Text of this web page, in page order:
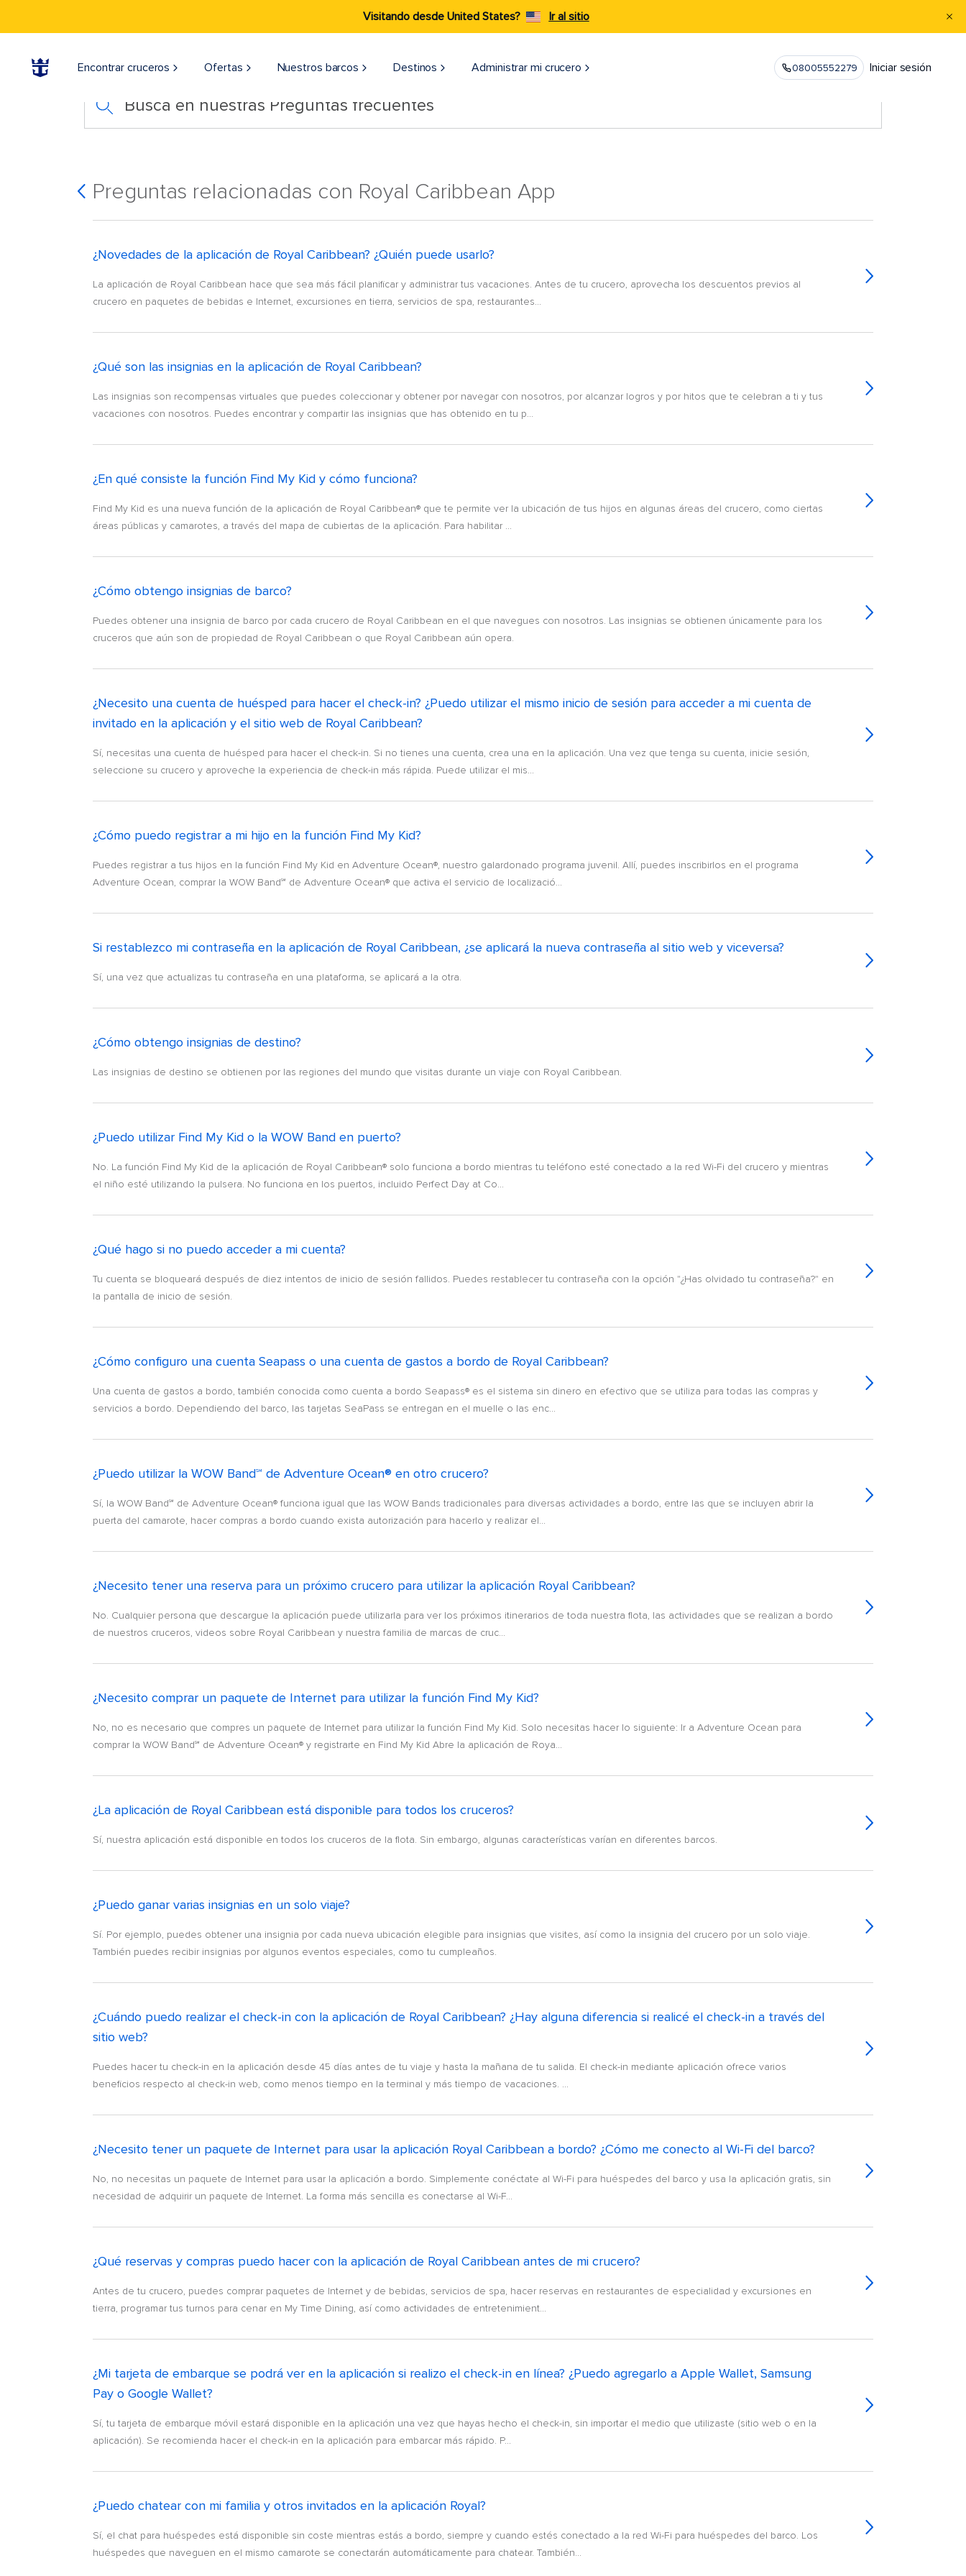
Visitando desde United States? Ir al sitio
Encontrar cruceros Ofertas Nuestros barcos Destinos Administrar mi crucero 08005552279 Iniciar sesión
Busca en nuestras Preguntas frecuentes
Preguntas relacionadas con Royal Caribbean App
¿Novedades de la aplicación de Royal Caribbean? ¿Quién puede usarlo?
La aplicación de Royal Caribbean hace que sea más fácil planificar y administrar tus vacaciones. Antes de tu crucero, aprovecha los descuentos previos al
crucero en paquetes de bebidas e Internet, excursiones en tierra, servicios de spa, restaurantes...
¿Qué son las insignias en la aplicación de Royal Caribbean?
Las insignias son recompensas virtuales que puedes coleccionar y obtener por navegar con nosotros, por alcanzar logros y por hitos que te celebran a ti y tus
vacaciones con nosotros. Puedes encontrar y compartir las insignias que has obtenido en tu p...
¿En qué consiste la función Find My Kid y cómo funciona?
Find My Kid es una nueva función de la aplicación de Royal Caribbean® que te permite ver la ubicación de tus hijos en algunas áreas del crucero, como ciertas
áreas públicas y camarotes, a través del mapa de cubiertas de la aplicación. Para habilitar ...
¿Cómo obtengo insignias de barco?
Puedes obtener una insignia de barco por cada crucero de Royal Caribbean en el que navegues con nosotros. Las insignias se obtienen únicamente para los
cruceros que aún son de propiedad de Royal Caribbean o que Royal Caribbean aún opera.
¿Necesito una cuenta de huésped para hacer el check-in? ¿Puedo utilizar el mismo inicio de sesión para acceder a mi cuenta de
invitado en la aplicación y el sitio web de Royal Caribbean?
Sí, necesitas una cuenta de huésped para hacer el check-in. Si no tienes una cuenta, crea una en la aplicación. Una vez que tenga su cuenta, inicie sesión,
seleccione su crucero y aproveche la experiencia de check-in más rápida. Puede utilizar el mis...
¿Cómo puedo registrar a mi hijo en la función Find My Kid?
Puedes registrar a tus hijos en la función Find My Kid en Adventure Ocean®, nuestro galardonado programa juvenil. Allí, puedes inscribirlos en el programa
Adventure Ocean, comprar la WOW Band℠ de Adventure Ocean® que activa el servicio de localizació...
Si restablezco mi contraseña en la aplicación de Royal Caribbean, ¿se aplicará la nueva contraseña al sitio web y viceversa?
Sí, una vez que actualizas tu contraseña en una plataforma, se aplicará a la otra.
¿Cómo obtengo insignias de destino?
Las insignias de destino se obtienen por las regiones del mundo que visitas durante un viaje con Royal Caribbean.
¿Puedo utilizar Find My Kid o la WOW Band en puerto?
No. La función Find My Kid de la aplicación de Royal Caribbean® solo funciona a bordo mientras tu teléfono esté conectado a la red Wi-Fi del crucero y mientras
el niño esté utilizando la pulsera. No funciona en los puertos, incluido Perfect Day at Co...
¿Qué hago si no puedo acceder a mi cuenta?
Tu cuenta se bloqueará después de diez intentos de inicio de sesión fallidos. Puedes restablecer tu contraseña con la opción "¿Has olvidado tu contraseña?" en
la pantalla de inicio de sesión.
¿Cómo configuro una cuenta Seapass o una cuenta de gastos a bordo de Royal Caribbean?
Una cuenta de gastos a bordo, también conocida como cuenta a bordo Seapass® es el sistema sin dinero en efectivo que se utiliza para todas las compras y
servicios a bordo. Dependiendo del barco, las tarjetas SeaPass se entregan en el muelle o las enc...
¿Puedo utilizar la WOW Band℠ de Adventure Ocean® en otro crucero?
Sí, la WOW Band℠ de Adventure Ocean® funciona igual que las WOW Bands tradicionales para diversas actividades a bordo, entre las que se incluyen abrir la
puerta del camarote, hacer compras a bordo cuando exista autorización para hacerlo y realizar el...
¿Necesito tener una reserva para un próximo crucero para utilizar la aplicación Royal Caribbean?
No. Cualquier persona que descargue la aplicación puede utilizarla para ver los próximos itinerarios de toda nuestra flota, las actividades que se realizan a bordo
de nuestros cruceros, videos sobre Royal Caribbean y nuestra familia de marcas de cruc...
¿Necesito comprar un paquete de Internet para utilizar la función Find My Kid?
No, no es necesario que compres un paquete de Internet para utilizar la función Find My Kid. Solo necesitas hacer lo siguiente: Ir a Adventure Ocean para
comprar la WOW Band℠ de Adventure Ocean® y registrarte en Find My Kid Abre la aplicación de Roya...
¿La aplicación de Royal Caribbean está disponible para todos los cruceros?
Sí, nuestra aplicación está disponible en todos los cruceros de la flota. Sin embargo, algunas características varían en diferentes barcos.
¿Puedo ganar varias insignias en un solo viaje?
Sí. Por ejemplo, puedes obtener una insignia por cada nueva ubicación elegible para insignias que visites, así como la insignia del crucero por un solo viaje.
También puedes recibir insignias por algunos eventos especiales, como tu cumpleaños.
¿Cuándo puedo realizar el check-in con la aplicación de Royal Caribbean? ¿Hay alguna diferencia si realicé el check-in a través del
sitio web?
Puedes hacer tu check-in en la aplicación desde 45 días antes de tu viaje y hasta la mañana de tu salida. El check-in mediante aplicación ofrece varios
beneficios respecto al check-in web, como menos tiempo en la terminal y más tiempo de vacaciones. ...
¿Necesito tener un paquete de Internet para usar la aplicación Royal Caribbean a bordo? ¿Cómo me conecto al Wi-Fi del barco?
No, no necesitas un paquete de Internet para usar la aplicación a bordo. Simplemente conéctate al Wi-Fi para huéspedes del barco y usa la aplicación gratis, sin
necesidad de adquirir un paquete de Internet. La forma más sencilla es conectarse al Wi-F...
¿Qué reservas y compras puedo hacer con la aplicación de Royal Caribbean antes de mi crucero?
Antes de tu crucero, puedes comprar paquetes de Internet y de bebidas, servicios de spa, hacer reservas en restaurantes de especialidad y excursiones en
tierra, programar tus turnos para cenar en My Time Dining, así como actividades de entretenimient...
¿Mi tarjeta de embarque se podrá ver en la aplicación si realizo el check-in en línea? ¿Puedo agregarlo a Apple Wallet, Samsung
Pay o Google Wallet?
Sí, tu tarjeta de embarque móvil estará disponible en la aplicación una vez que hayas hecho el check-in, sin importar el medio que utilizaste (sitio web o en la
aplicación). Se recomienda hacer el check-in en la aplicación para embarcar más rápido. P...
¿Puedo chatear con mi familia y otros invitados en la aplicación Royal?
Sí, el chat para huéspedes está disponible sin coste mientras estás a bordo, siempre y cuando estés conectado a la red Wi-Fi para huéspedes del barco. Los
huéspedes que naveguen en el mismo camarote se conectarán automáticamente para chatear. También...